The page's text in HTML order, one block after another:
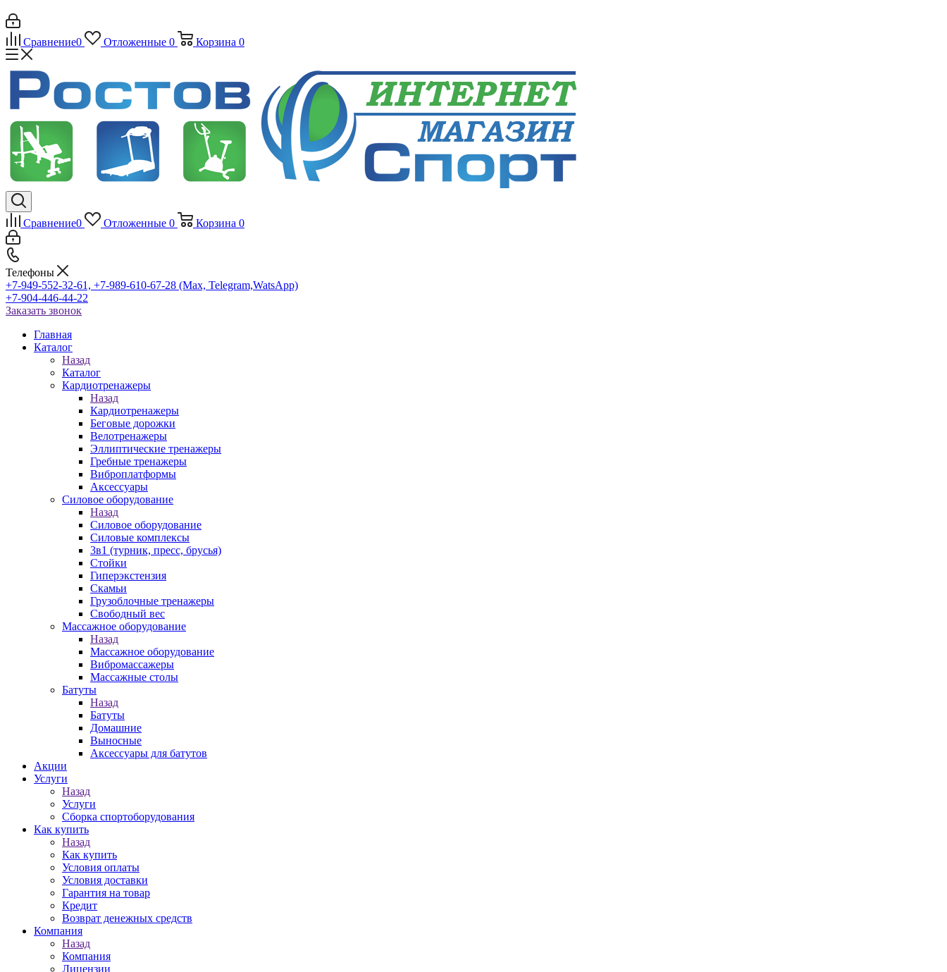
Сравнение0 Отложенные 0 Корзина 0
Сравнение0 Отложенные 0 Корзина 0
Телефоны
+7-949-552-32-61, +7-989-610-67-28 (Max, Telegram,WatsApp)
+7-904-446-44-22
Заказать звонок
Главная
Каталог
Назад
Каталог
Кардиотренажеры
Назад
Кардиотренажеры
Беговые дорожки
Велотренажеры
Эллиптические тренажеры
Гребные тренажеры
Виброплатформы
Аксессуары
Силовое оборудование
Назад
Силовое оборудование
Силовые комплексы
3в1 (турник, пресс, брусья)
Стойки
Гиперэкстензия
Скамьи
Грузоблочные тренажеры
Свободный вес
Массажное оборудование
Назад
Массажное оборудование
Вибромассажеры
Массажные столы
Батуты
Назад
Батуты
Домашние
Выносные
Аксессуары для батутов
Акции
Услуги
Назад
Услуги
Сборка спортоборудования
Как купить
Назад
Как купить
Условия оплаты
Условия доставки
Гарантия на товар
Кредит
Возврат денежных средств
Компания
Назад
Компания
Лицензии